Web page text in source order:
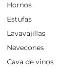
Hornos
Estufas
Lavavajillas
Nevecones
Cava de vinos